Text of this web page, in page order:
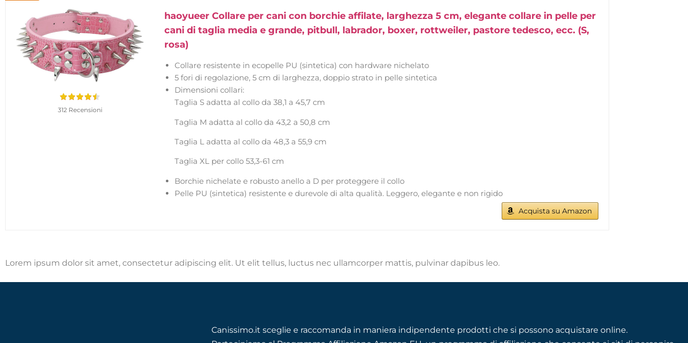
312 Recensioni
haoyueer Collare per cani con borchie affilate, larghezza 5 cm, elegante collare in pelle per
cani di taglia media e grande, pitbull, labrador, boxer, rottweiler, pastore tedesco, ecc. (S,
rosa)
Collare resistente in ecopelle PU (sintetica) con hardware nichelato
5 fori di regolazione, 5 cm di larghezza, doppio strato in pelle sintetica
Dimensioni collari:
Taglia S adatta al collo da 38,1 a 45,7 cm
Taglia M adatta al collo da 43,2 a 50,8 cm
Taglia L adatta al collo da 48,3 a 55,9 cm
Taglia XL per collo 53,3-61 cm
Borchie nichelate e robusto anello a D per proteggere il collo
Pelle PU (sintetica) resistente e durevole di alta qualità. Leggero, elegante e non rigido
Acquista su Amazon
Lorem ipsum dolor sit amet, consectetur adipiscing elit. Ut elit tellus, luctus nec ullamcorper mattis, pulvinar dapibus leo.
Canissimo.it sceglie e raccomanda in maniera indipendente prodotti che si possono acquistare online.